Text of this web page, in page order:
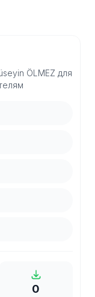
ÖLMEZ для
0